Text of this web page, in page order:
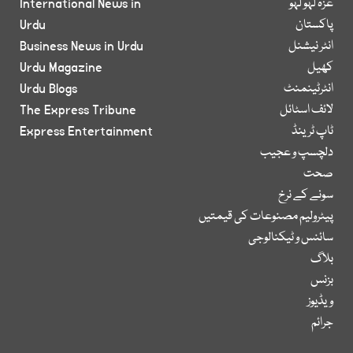
غزہ لہو لہو
پاکستان
انٹر نیشنل
کھیل
انٹرٹینمنٹ
لائف اسٹائل
ٹاپ ٹرینڈ
دلچسپ و عجیب
صحت
سونے کے نرخ
پیٹرولیم مصنوعات کی قیمتیں
سائنس و ٹیکنالوجی
بلاگ
بزنس
ویڈیوز
جرائم
International News in
Urdu
Business News in Urdu
Urdu Magazine
Urdu Blogs
The Express Tribune
Express Entertainment